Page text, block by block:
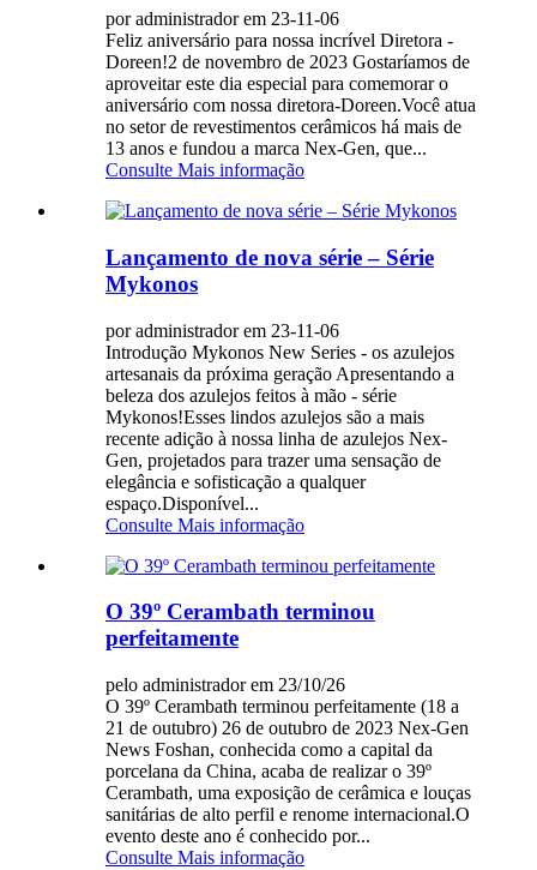
por administrador em 23-11-06
Feliz aniversário para nossa incrível Diretora -
Doreen!2 de novembro de 2023 Gostaríamos de
aproveitar este dia especial para comemorar o
aniversário com nossa diretora-Doreen.Você atua
no setor de revestimentos cerâmicos há mais de
13 anos e fundou a marca Nex-Gen, que...
Consulte Mais informação
Lançamento de nova série – Série
Mykonos
por administrador em 23-11-06
Introdução Mykonos New Series - os azulejos
artesanais da próxima geração Apresentando a
beleza dos azulejos feitos à mão - série
Mykonos!Esses lindos azulejos são a mais
recente adição à nossa linha de azulejos Nex-
Gen, projetados para trazer uma sensação de
elegância e sofisticação a qualquer
espaço.Disponível...
Consulte Mais informação
O 39º Cerambath terminou
perfeitamente
pelo administrador em 23/10/26
O 39º Cerambath terminou perfeitamente (18 a
21 de outubro) 26 de outubro de 2023 Nex-Gen
News Foshan, conhecida como a capital da
porcelana da China, acaba de realizar o 39º
Cerambath, uma exposição de cerâmica e louças
sanitárias de alto perfil e renome internacional.O
evento deste ano é conhecido por...
Consulte Mais informação